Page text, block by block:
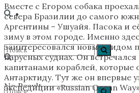
No Result
Вместе с Егором собака
севера Бразилии до самого
Аргентины – Ушуайя. Пасока и
зиму в этом городе. Именно
заинтересовался новым видом
парусных суднах. Он
капитанами кораблей, которые
Антарктиду. Тут же он впервые
экспедиции «Russian Ocean